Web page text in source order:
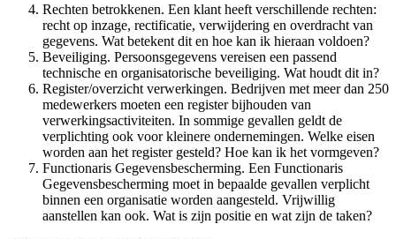
Rechten betrokkenen. Een klant heeft verschillende rechten:
recht op inzage, rectificatie, verwijdering en overdracht van
gegevens. Wat betekent dit en hoe kan ik hieraan voldoen?
Beveiliging. Persoonsgegevens vereisen een passend
technische en organisatorische beveiliging. Wat houdt dit in?
Register/overzicht verwerkingen. Bedrijven met meer dan 250
medewerkers moeten een register bijhouden van
verwerkingsactiviteiten. In sommige gevallen geldt de
verplichting ook voor kleinere ondernemingen. Welke eisen
worden aan het register gesteld? Hoe kan ik het vormgeven?
Functionaris Gegevensbescherming. Een Functionaris
Gegevensbescherming moet in bepaalde gevallen verplicht
binnen een organisatie worden aangesteld. Vrijwillig
aanstellen kan ook. Wat is zijn positie en wat zijn de taken?